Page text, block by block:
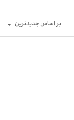
بر اساس جدیدترین